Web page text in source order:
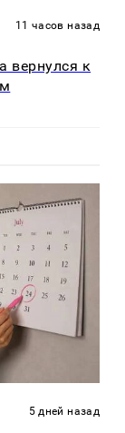
11 часов назад
вернулся к
5 дней назад